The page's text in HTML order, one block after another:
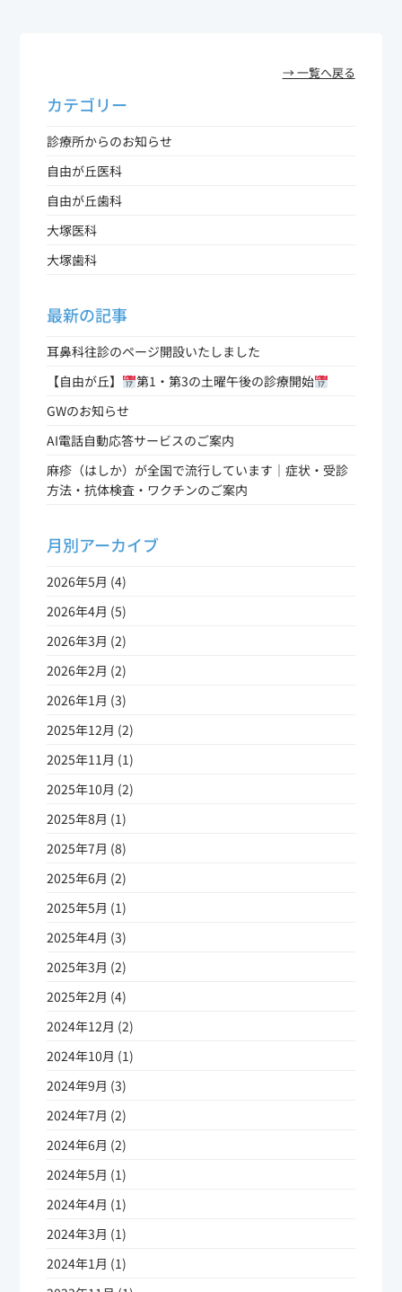
→ 一覧へ戻る
カテゴリー
診療所からのお知らせ
自由が丘医科
自由が丘歯科
大塚医科
大塚歯科
最新の記事
耳鼻科往診のページ開設いたしました
【自由が丘】
第1・第3の土曜午後の診療開始
GWのお知らせ
AI電話自動応答サービスのご案内
麻疹（はしか）が全国で流行しています｜症状・受診
方法・抗体検査・ワクチンのご案内
月別アーカイブ
2026年5月 (4)
2026年4月 (5)
2026年3月 (2)
2026年2月 (2)
2026年1月 (3)
2025年12月 (2)
2025年11月 (1)
2025年10月 (2)
2025年8月 (1)
2025年7月 (8)
2025年6月 (2)
2025年5月 (1)
2025年4月 (3)
2025年3月 (2)
2025年2月 (4)
2024年12月 (2)
2024年10月 (1)
2024年9月 (3)
2024年7月 (2)
2024年6月 (2)
2024年5月 (1)
2024年4月 (1)
2024年3月 (1)
2024年1月 (1)